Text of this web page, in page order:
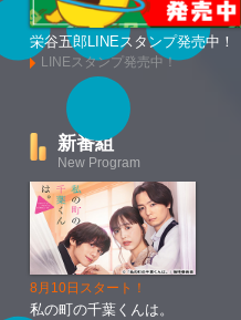
栄谷五郎LINEスタンプ発売中！
LINEスタンプ発売中！
新番組
New Program
8月10日スタート！
私の町の千葉くんは。